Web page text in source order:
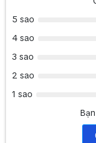
5 sao
4 sao
3 sao
2 sao
1 sao